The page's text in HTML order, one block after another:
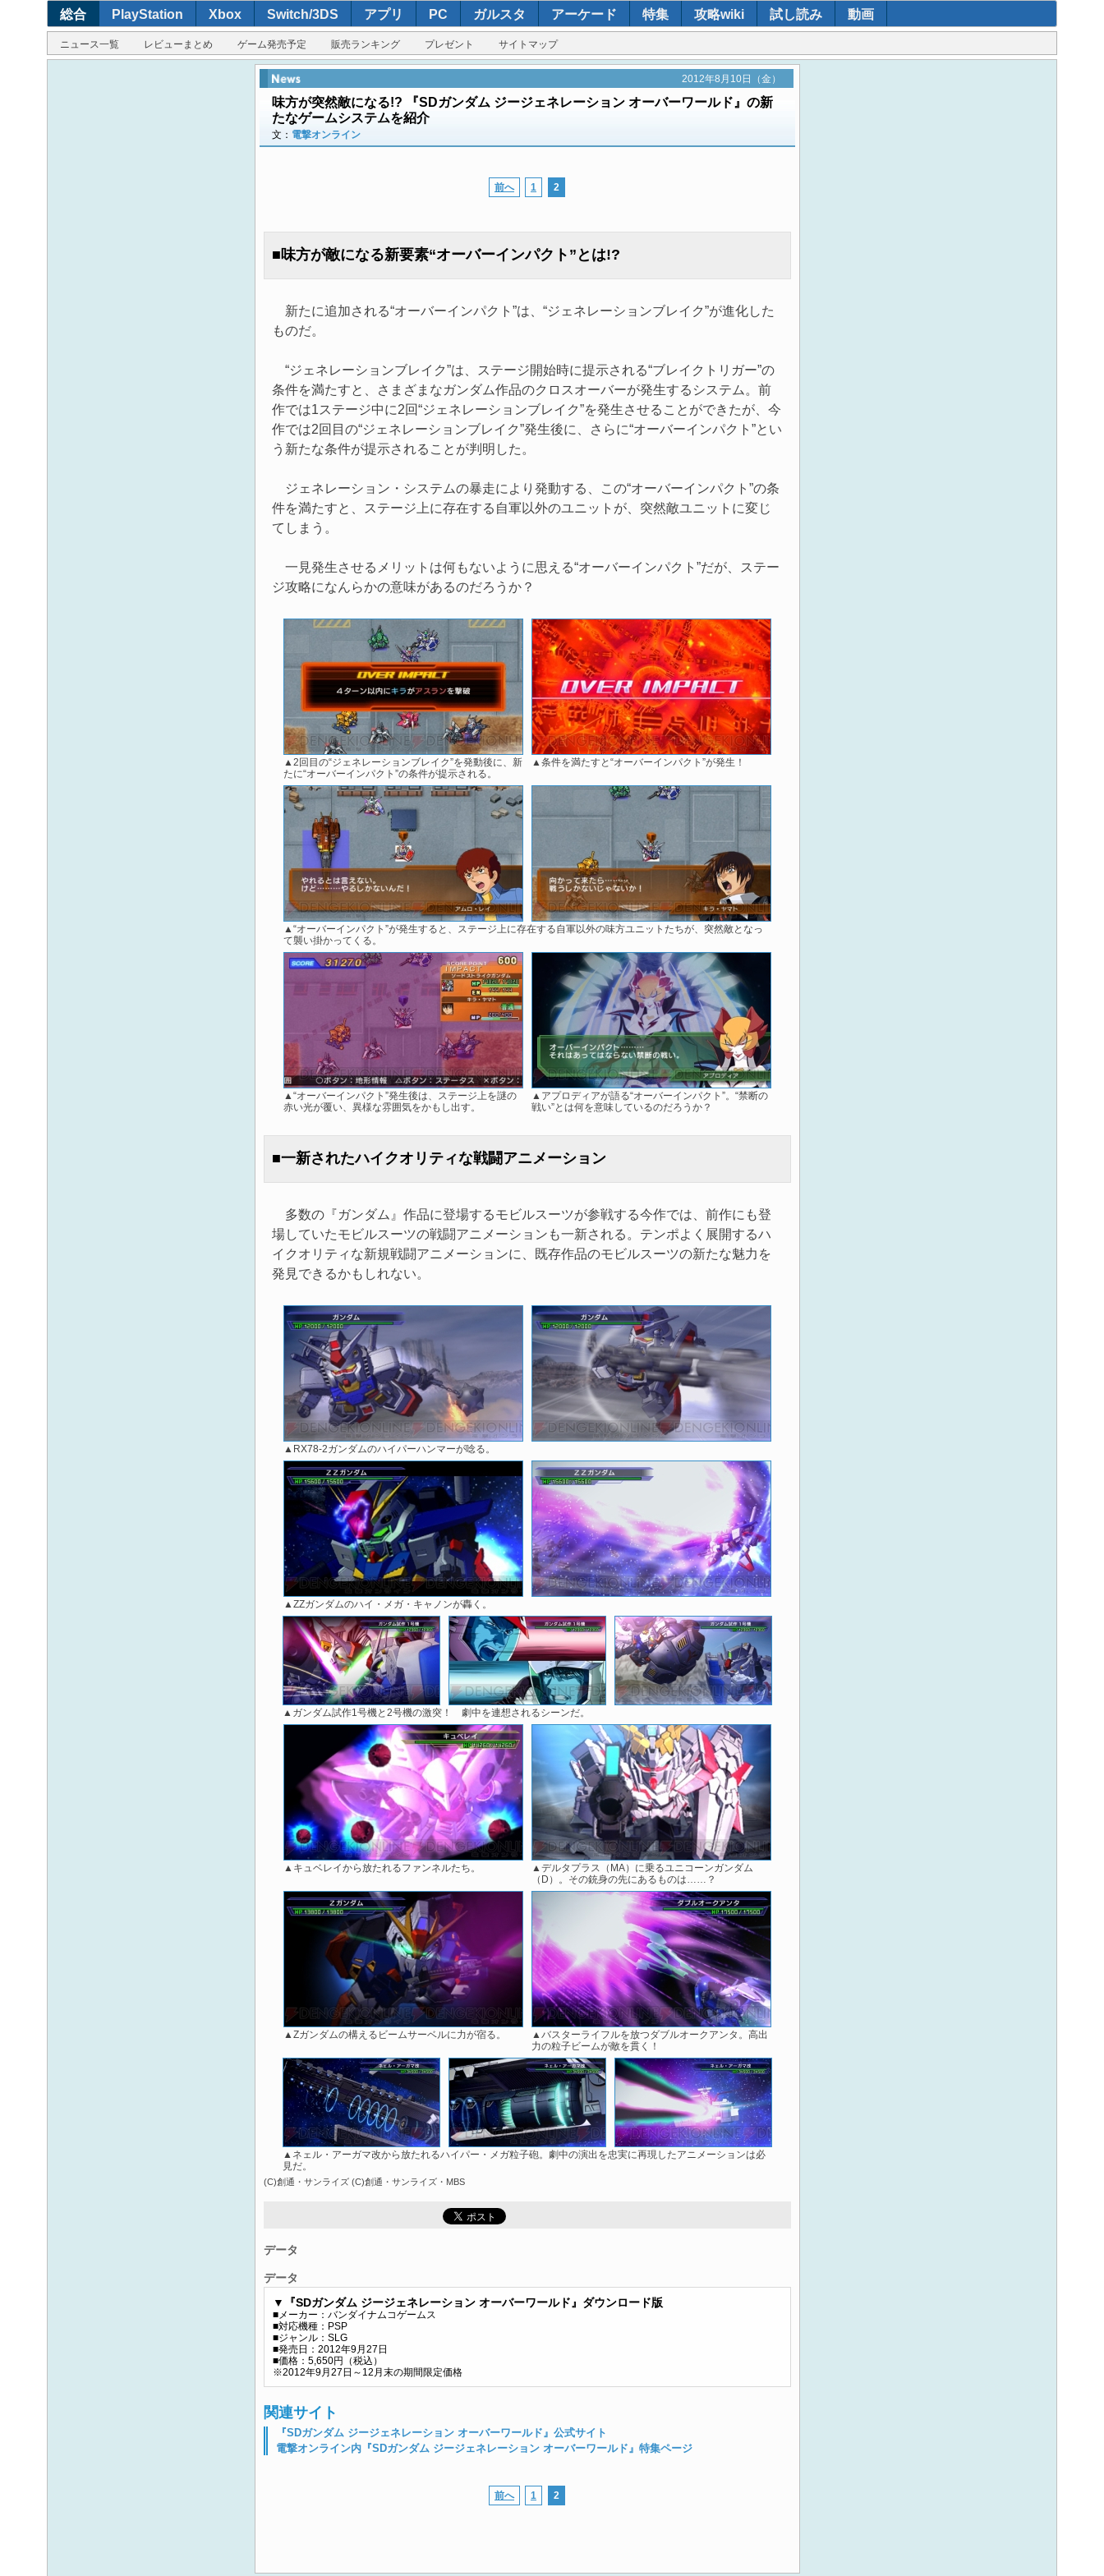
総合 PlayStation Xbox Switch/3DS アプリ PC ガルスタ アーケード 特集 攻略wiki 試し読み 動画
ニュース一覧 レビューまとめ ゲーム発売予定 販売ランキング プレゼント サイトマップ
2012年8月10日（金）
味方が突然敵になる!? 『SDガンダム ジージェネレーション オーバーワールド』の新
たなゲームシステムを紹介
文： 電撃オンライン
前へ 1 2
■味方が敵になる新要素“オーバーインパクト”とは!?
新たに追加される“オーバーインパクト”は、“ジェネレーションブレイク”が進化した
ものだ。
“ジェネレーションブレイク”は、ステージ開始時に提示される“ブレイクトリガー”の
条件を満たすと、さまざまなガンダム作品のクロスオーバーが発生するシステム。前
作では1ステージ中に2回“ジェネレーションブレイク”を発生させることができたが、今
作では2回目の“ジェネレーションブレイク”発生後に、さらに“オーバーインパクト”とい
う新たな条件が提示されることが判明した。
ジェネレーション・システムの暴走により発動する、この“オーバーインパクト”の条
件を満たすと、ステージ上に存在する自軍以外のユニットが、突然敵ユニットに変じ
てしまう。
一見発生させるメリットは何もないように思える“オーバーインパクト”だが、ステー
ジ攻略になんらかの意味があるのだろうか？
▲2回目の“ジェネレーションブレイク”を発動後に、新
たに“オーバーインパクト”の条件が提示される。
▲条件を満たすと“オーバーインパクト”が発生！
▲“オーバーインパクト”が発生すると、ステージ上に存在する自軍以外の味方ユニットたちが、突然敵となっ
て襲い掛かってくる。
▲“オーバーインパクト”発生後は、ステージ上を謎の
赤い光が覆い、異様な雰囲気をかもし出す。
▲アプロディアが語る“オーバーインパクト”。“禁断の
戦い”とは何を意味しているのだろうか？
■一新されたハイクオリティな戦闘アニメーション
多数の『ガンダム』作品に登場するモビルスーツが参戦する今作では、前作にも登
場していたモビルスーツの戦闘アニメーションも一新される。テンポよく展開するハ
イクオリティな新規戦闘アニメーションに、既存作品のモビルスーツの新たな魅力を
発見できるかもしれない。
▲RX78-2ガンダムのハイパーハンマーが唸る。
▲ZZガンダムのハイ・メガ・キャノンが轟く。
▲ガンダム試作1号機と2号機の激突！ 劇中を連想されるシーンだ。
▲キュベレイから放たれるファンネルたち。
▲デルタプラス（MA）に乗るユニコーンガンダム
（D）。その銃身の先にあるものは……？
▲Zガンダムの構えるビームサーベルに力が宿る。
▲バスターライフルを放つダブルオークアンタ。高出
力の粒子ビームが敵を貫く！
▲ネェル・アーガマ改から放たれるハイパー・メガ粒子砲。劇中の演出を忠実に再現したアニメーションは必
見だ。
(C)創通・サンライズ (C)創通・サンライズ・MBS
データ
データ
▼『SDガンダム ジージェネレーション オーバーワールド』ダウンロード版
■メーカー：バンダイナムコゲームス
■対応機種：PSP
■ジャンル：SLG
■発売日：2012年9月27日
■価格：5,650円（税込）
※2012年9月27日～12月末の期間限定価格
関連サイト
『SDガンダム ジージェネレーション オーバーワールド』公式サイト
電撃オンライン内『SDガンダム ジージェネレーション オーバーワールド』特集ページ
前へ 1 2